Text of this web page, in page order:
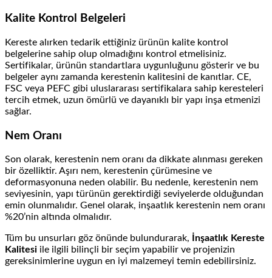
Kalite Kontrol Belgeleri
Kereste alırken tedarik ettiğiniz ürünün kalite kontrol
belgelerine sahip olup olmadığını kontrol etmelisiniz.
Sertifikalar, ürünün standartlara uygunluğunu gösterir ve bu
belgeler aynı zamanda kerestenin kalitesini de kanıtlar. CE,
FSC veya PEFC gibi uluslararası sertifikalara sahip keresteleri
tercih etmek, uzun ömürlü ve dayanıklı bir yapı inşa etmenizi
sağlar.
Nem Oranı
Son olarak, kerestenin nem oranı da dikkate alınması gereken
bir özelliktir. Aşırı nem, kerestenin çürümesine ve
deformasyonuna neden olabilir. Bu nedenle, kerestenin nem
seviyesinin, yapı türünün gerektirdiği seviyelerde olduğundan
emin olunmalıdır. Genel olarak, inşaatlık kerestenin nem oranı
%20’nin altında olmalıdır.
Tüm bu unsurları göz önünde bulundurarak,
İnşaatlık Kereste
Kalitesi ile ilgili bilinçli bir seçim yapabilir ve projenizin
gereksinimlerine uygun en iyi malzemeyi temin edebilirsiniz.